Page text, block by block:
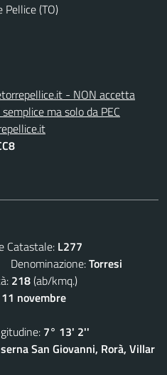
(TO)
- NON accetta
ma solo da PEC
Catastale: L277
Denominazione:Torresi
218(ab/kmq.)
novembre
7° 13' 2''
San Giovanni, Rorà, Villar